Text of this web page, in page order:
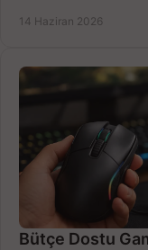
14 Haziran 2026
Bütçe Dostu